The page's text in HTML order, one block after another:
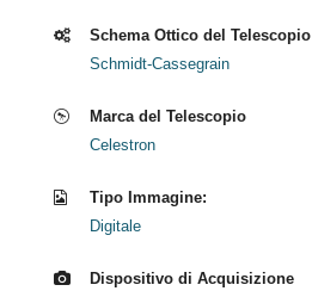
Schema Ottico del Telescopio
Schmidt-Cassegrain
Marca del Telescopio
Celestron
Tipo Immagine:
Digitale
Dispositivo di Acquisizione